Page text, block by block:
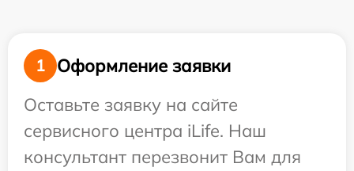
1
Оформление заявки
Оставьте заявку на сайте
сервисного центра iLife. Наш
консультант перезвонит Вам для